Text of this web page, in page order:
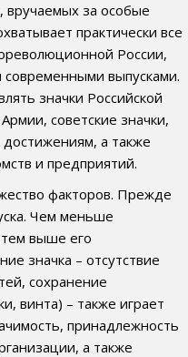
вручаемых за особые
практически все
России,
современными выпусками.
значки Российской
советские значки,
а также
и предприятий.
факторов. Прежде
Чем меньше
выше его
значка – отсутствие
сохранение
винта) – также играет
принадлежность
а также